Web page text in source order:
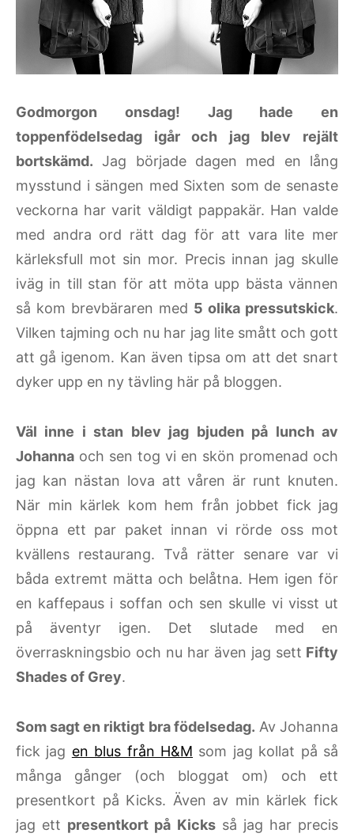
Godmorgon onsdag! Jag hade en
toppenfödelsedag igår och jag blev rejält
bortskämd. Jag började dagen med en lång
mysstund i sängen med Sixten som de senaste
veckorna har varit väldigt pappakär. Han valde
med andra ord rätt dag för att vara lite mer
kärleksfull mot sin mor. Precis innan jag skulle
iväg in till stan för att möta upp bästa vännen
så kom brevbäraren med 5 olika pressutskick.
Vilken tajming och nu har jag lite smått och gott
att gå igenom. Kan även tipsa om att det snart
dyker upp en ny tävling här på bloggen.
Väl inne i stan blev jag bjuden på lunch av
Johanna och sen tog vi en skön promenad och
jag kan nästan lova att våren är runt knuten.
När min kärlek kom hem från jobbet fick jag
öppna ett par paket innan vi rörde oss mot
kvällens restaurang. Två rätter senare var vi
båda extremt mätta och belåtna. Hem igen för
en kaffepaus i soffan och sen skulle vi visst ut
på äventyr igen. Det slutade med en
överraskningsbio och nu har även jag sett Fifty
Shades of Grey.
Som sagt en riktigt bra födelsedag. Av Johanna
fick jag en blus från H&M som jag kollat på så
många gånger (och bloggat om) och ett
presentkort på Kicks. Även av min kärlek fick
jag ett presentkort på Kicksså jag har precis